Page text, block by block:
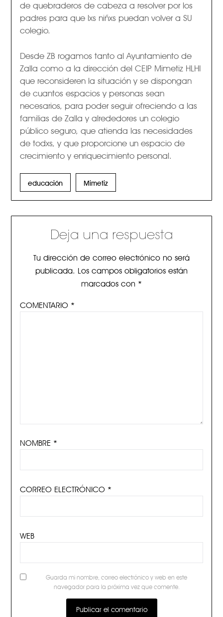
de quebraderos de cabeza a resolver por los
padres para que lxs niñxs puedan volver a SU
colegio.
Desde ZB rogamos tanto al Ayuntamiento de
Zalla como a la dirección del CEIP Mimetiz HLHI
que reconsideren la situación y se dispongan
de cuantos espacios y personas sean
necesarios, para poder seguir ofreciendo a las
familias de Zalla y alrededores un colegio
público seguro, que atienda las necesidades
de todxs, y que proporcione un espacio de
crecimiento y enriquecimiento personal.
educación Mimetiz
Deja una respuesta
Tu dirección de correo electrónico no será
publicada. Los campos obligatorios están
marcados con *
COMENTARIO *
NOMBRE *
CORREO ELECTRÓNICO *
WEB
Guarda mi nombre, correo electrónico y web en este
navegador para la próxima vez que comente.